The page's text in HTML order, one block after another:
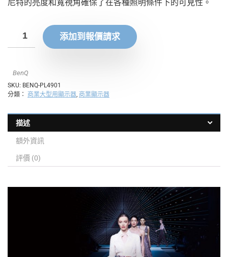
尼特的亮度和寬視角確保了在各種照明條件下的可見性。
添加到報價請求
BenQ
SKU: BENQ-PL4901
分類： 商業大型用顯示器 商業顯示器
描述
額外資訊
評價 (0)